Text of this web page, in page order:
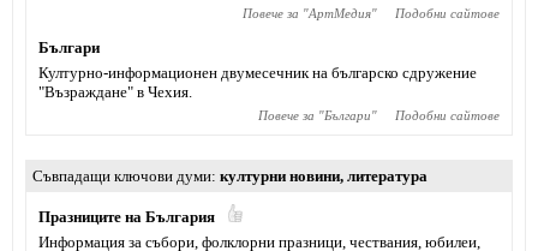
Повече за "АртМедия" Подобни сайтове
Българи
Културно-информационен двумесечник на българско сдружение
"Възраждане" в Чехия.
Повече за "Българи" Подобни сайтове
Съвпадащи ключови думи културни новини, литература
Празниците на България
Информация за събори, фолклорни празници, чествания, юбилеи,